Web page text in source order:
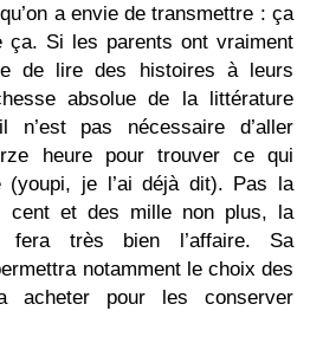
a envie de transmettre : ça
ça. Si les parents ont vraiment
de lire des histoires à leurs
absolue de la littérature
n’est pas nécessaire d’aller
heure pour trouver ce qui
(youpi, je l’ai déjà dit). Pas la
cent et des mille non plus, la
très bien l’affaire. Sa
notamment le choix des
acheter pour les conserver